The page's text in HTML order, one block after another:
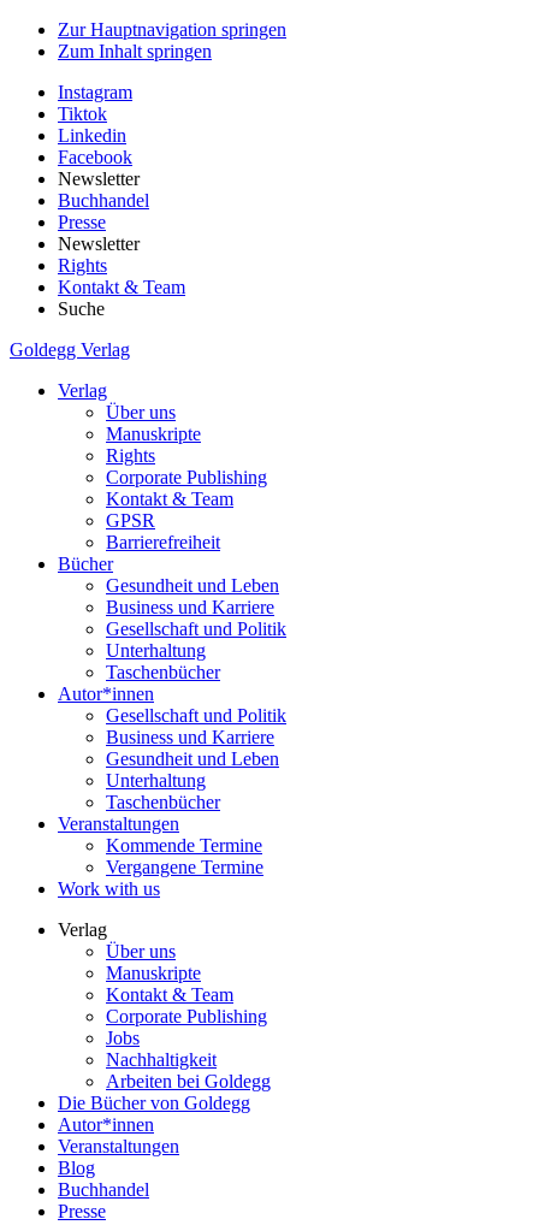
Zur Hauptnavigation springen
Zum Inhalt springen
Instagram
Tiktok
Linkedin
Facebook
Newsletter
Buchhandel
Presse
Newsletter
Rights
Kontakt & Team
Suche
Goldegg Verlag
Verlag
Über uns
Manuskripte
Rights
Corporate Publishing
Kontakt & Team
GPSR
Barrierefreiheit
Bücher
Gesundheit und Leben
Business und Karriere
Gesellschaft und Politik
Unterhaltung
Taschenbücher
Autor*innen
Gesellschaft und Politik
Business und Karriere
Gesundheit und Leben
Unterhaltung
Taschenbücher
Veranstaltungen
Kommende Termine
Vergangene Termine
Work with us
Verlag
Über uns
Manuskripte
Kontakt & Team
Corporate Publishing
Jobs
Nachhaltigkeit
Arbeiten bei Goldegg
Die Bücher von Goldegg
Autor*innen
Veranstaltungen
Blog
Buchhandel
Presse